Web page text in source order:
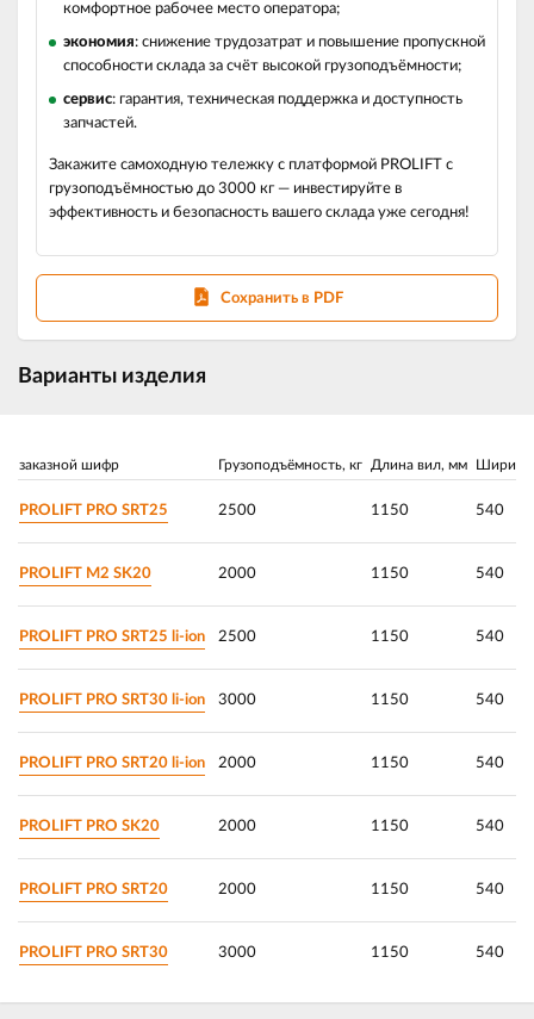
комфортное рабочее место оператора;
экономия: снижение трудозатрат и повышение пропускной
способности склада за счёт высокой грузоподъёмности;
сервис: гарантия, техническая поддержка и доступность
запчастей.
Закажите самоходную тележку с платформой PROLIFT с
грузоподъёмностью до 3000 кг — инвестируйте в
эффективность и безопасность вашего склада уже сегодня!
Сохранить в PDF
Варианты изделия
заказной шифр Грузоподъёмность, кг Длина вил, мм Ширина
PROLIFT PRO SRT25 2500 1150 540
PROLIFT M2 SK20 2000 1150 540
PROLIFT PRO SRT25 li-ion 2500 1150 540
PROLIFT PRO SRT30 li-ion 3000 1150 540
PROLIFT PRO SRT20 li-ion 2000 1150 540
PROLIFT PRO SK20 2000 1150 540
PROLIFT PRO SRT20 2000 1150 540
PROLIFT PRO SRT30 3000 1150 540